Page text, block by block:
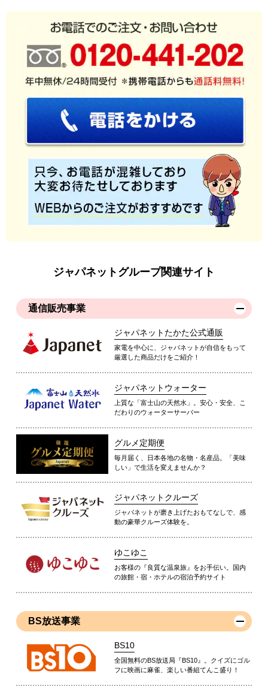
ジャパネットグループ関連サイト
通信販売事業
ジャパネットたかた公式通販
家電を中心に、ジャパネットが自信をもって
厳選した商品だけをご紹介！
ジャパネットウォーター
上質な「富士山の天然水」。安心・安全、こ
だわりのウォーターサーバー
グルメ定期便
毎月届く、日本各地の名物・名産品。「美味
しい」で生活を変えませんか？
ジャパネットクルーズ
ジャパネットが磨き上げたおもてなしで、感
動の豪華クルーズ体験を。
ゆこゆこ
お客様の『良質な温泉旅』をお手伝い。国内
の旅館・宿・ホテルの宿泊予約サイト
BS放送事業
BS10
全国無料のBS放送局『BS10』。クイズにゴル
フに映画に麻雀、楽しい番組てんこ盛り！